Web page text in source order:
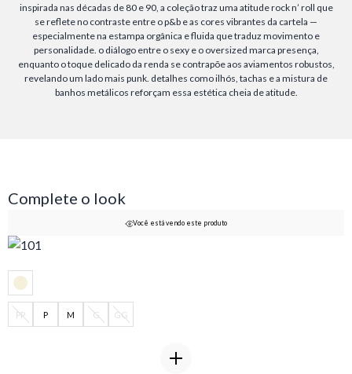
inspirada nas décadas de 80 e 90, a coleção traz uma atitude rock n’ roll que
se reflete no contraste entre o p&b e as cores vibrantes da cartela —
especialmente na estampa orgânica e fluida que traduz movimento e
personalidade. o diálogo entre o sexy e o oversized marca presença,
enquanto o toque delicado da renda se contrapõe aos aviamentos robustos,
revelando um lado mais punk. detalhes como ilhós, tachas e a mistura de
banhos metálicos reforçam essa estética cheia de atitude.
Complete o look
Você está vendo este produto
PP P M G GG